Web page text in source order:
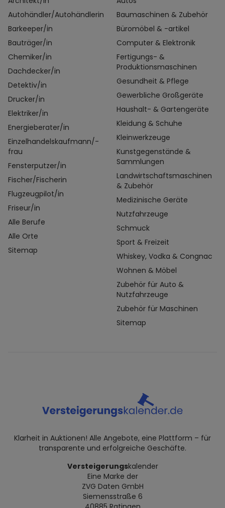
Autohändler/Autohändlerin
Barkeeper/in
Bauträger/in
Chemiker/in
Dachdecker/in
Detektiv/in
Drucker/in
Elektriker/in
Energieberater/in
Einzelhandelskaufmann/-
frau
Fensterputzer/in
Fischer/Fischerin
Flugzeugpilot/in
Friseur/in
Alle Berufe
Alle Orte
Sitemap
Baumaschinen & Zubehör
Büromöbel & -artikel
Computer & Elektronik
Fertigungs- &
Produktionsmaschinen
Gesundheit & Pflege
Gewerbliche Großgeräte
Haushalt- & Gartengeräte
Kleidung & Schuhe
Kleinwerkzeuge
Kunstgegenstände &
Sammlungen
Landwirtschaftsmaschinen
& Zubehör
Medizinische Geräte
Nutzfahrzeuge
Schmuck
Sport & Freizeit
Whiskey, Vodka & Congnac
Wohnen & Möbel
Zubehör für Auto &
Nutzfahrzeuge
Zubehör für Maschinen
Sitemap
Klarheit in Auktionen! Alle Angebote, eine Plattform – für
transparente und erfolgreiche Geschäfte.
Versteigerungskalender
Eine Marke der
ZVG Daten GmbH
Siemensstraße 6